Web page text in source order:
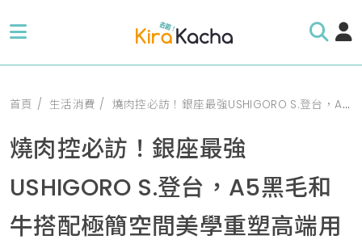
首頁 生活消費 燒肉控必訪！銀座最強USHIGORO S.登台，A5黑毛和牛搭配極簡空間美學重塑高端用餐體驗
燒肉控必訪！銀座最強
USHIGORO S.登台，A5黑毛和
牛搭配極簡空間美學重塑高端用